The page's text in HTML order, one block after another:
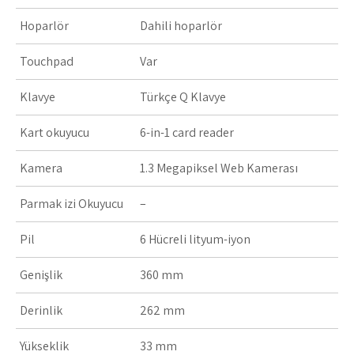
Hoparlör Dahili hoparlör
Touchpad Var
Klavye Türkçe Q Klavye
Kart okuyucu 6-in-1 card reader
Kamera 1.3 Megapiksel Web Kamerası
Parmak izi Okuyucu –
Pil 6 Hücreli lityum-iyon
Genişlik 360 mm
Derinlik 262 mm
Yükseklik 33 mm